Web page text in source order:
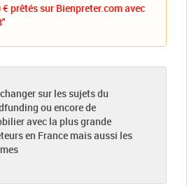
prêtés sur Bienpreter.com avec
sur les sujets du
ou encore de
avec la plus grande
en France mais aussi les